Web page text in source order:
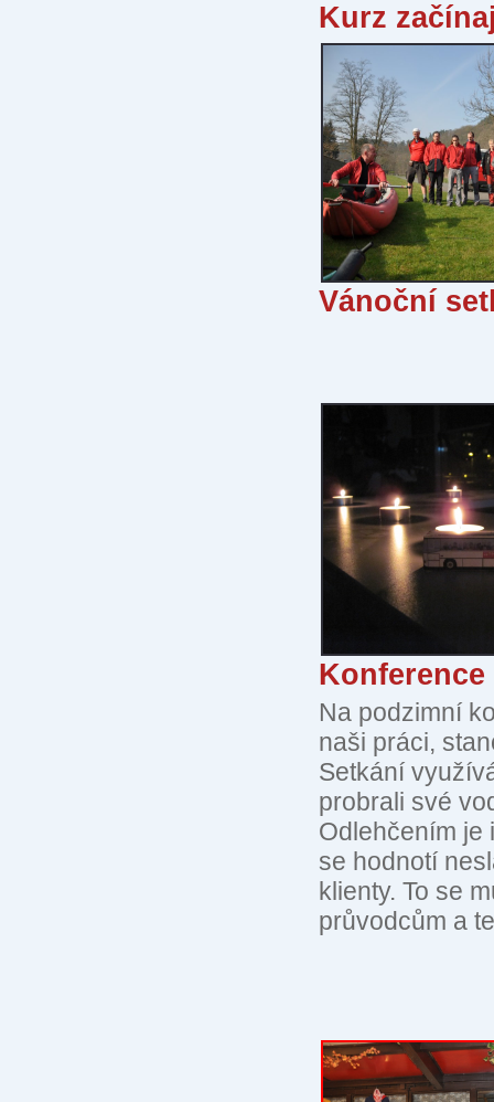
Kurz
Vánoční
Na podzimní
naši práci,
Setkání
probrali své
Odlehčením je
se hodnotí
klienty. To se
průvodcům a